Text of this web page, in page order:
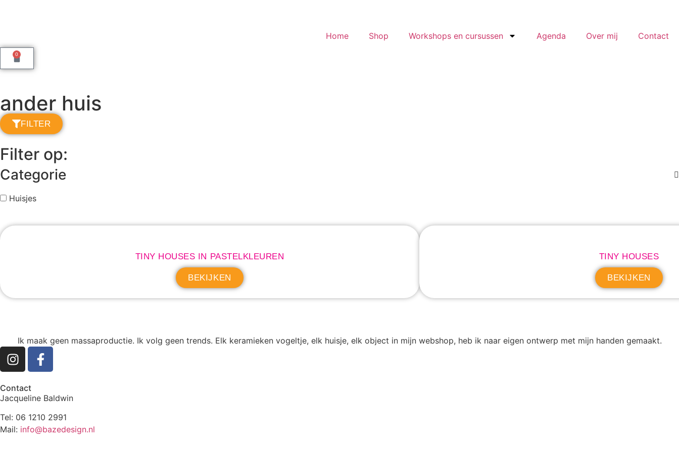
Home Shop Workshops en cursussen Agenda Over mij Contact
0
ander huis
FILTER
Filter op:
Categorie
Huisjes
TINY HOUSES IN PASTELKLEUREN
BEKIJKEN
TINY HOUSES
BEKIJKEN
Ik maak geen massaproductie. Ik volg geen trends. Elk keramieken vogeltje, elk huisje, elk object in mijn webshop, heb ik naar eigen ontwerp met mijn handen gemaakt.
Contact
Jacqueline Baldwin
Tel: 06 1210 2991
Mail: info@bazedesign.nl